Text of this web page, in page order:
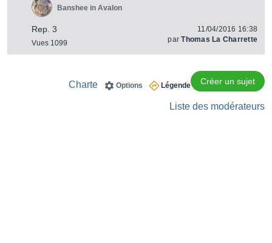
Rep. 3
Vues 1099
Banshee in Avalon
11/04/2016 16:38
parThomas La Charrette
Créer un sujet
Légende
Options
Charte
Liste des modérateurs